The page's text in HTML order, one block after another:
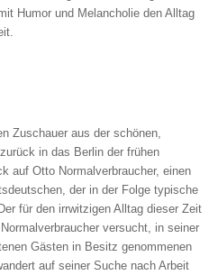
Humor und Melancholie den Alltag
Zuschauer aus der schönen,
in das Berlin der frühen
auf Otto Normalverbraucher, einen
der in der Folge typische
für den irrwitzigen Alltag dieser Zeit
versucht, in seiner
Gästen in Besitz genommenen
auf seiner Suche nach Arbeit